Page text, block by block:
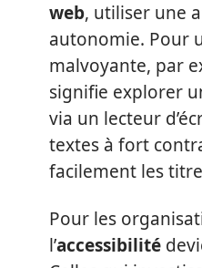
web, utiliser une
autonomie. Pour
malvoyante, par
signifie explorer
via un lecteur
textes à fort
facilement les
Pour les
l’accessibilité